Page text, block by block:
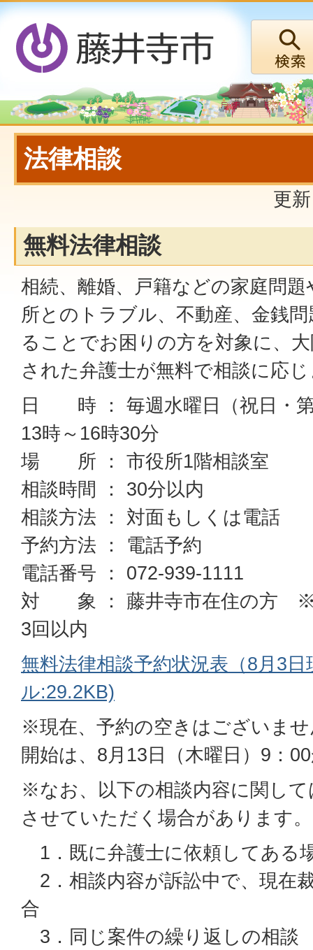
法律相談
更
無料法律相談
相続、離婚、戸籍などの家庭問
所とのトラブル、不動産、金銭
ることでお困りの方を対象に、
された弁護士が無料で相談に応
日 時 ： 毎週水曜日（祝日・
13時～16時30分
場 所 ： 市役所1階相談室
相談時間 ： 30分以内
相談方法 ： 対面もしくは電話
予約方法 ： 電話予約
電話番号 ： 072-939-1111
対 象 ： 藤井寺市在住の方 ※
3回以内
無料法律相談予約状況表（8月3
ル:29.2KB)
※現在、予約の空きはございま
開始は、8月13日（木曜日）9：
※なお、以下の相談内容に関し
させていただく場合があります。
1．既に弁護士に依頼してある
2．相談内容が訴訟中で、現在
合
3．同じ案件の繰り返しの相談